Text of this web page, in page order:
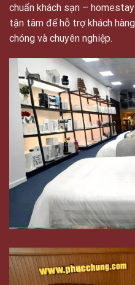
chuẩn khách sạn –
tận tâm để hỗ trợ khách
chóng và chuyên nghiệp.